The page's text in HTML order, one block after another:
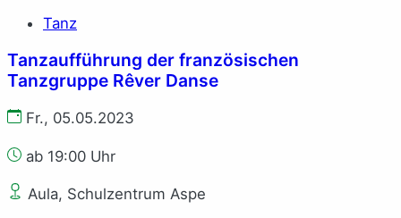
Tanz
Tanzaufführung der französischen
Tanzgruppe Rêver Danse
Fr., 05.05.2023
ab 19:00 Uhr
Aula, Schulzentrum Aspe